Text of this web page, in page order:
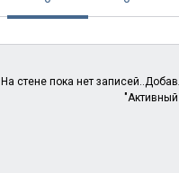
На стене пока нет
"Активный